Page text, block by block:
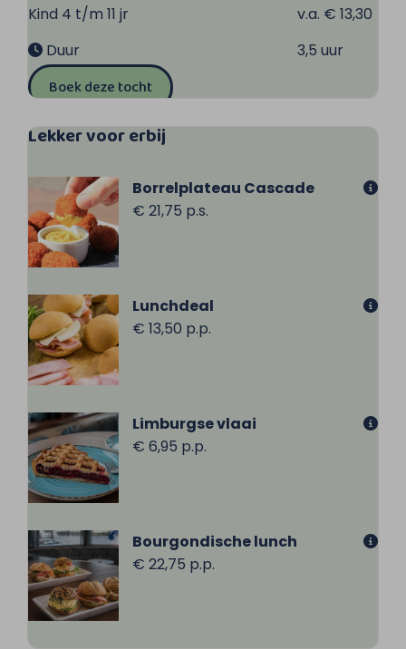
Kind 4 t/m 11 jr
v.a. € 13,30
Duur
3,5 uur
Boek deze tocht
Lekker voor erbij
Borrelplateau Cascade
€ 21,75 p.s.
Lunchdeal
€ 13,50 p.p.
Limburgse vlaai
€ 6,95 p.p.
Bourgondische lunch
€ 22,75 p.p.